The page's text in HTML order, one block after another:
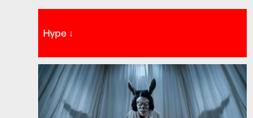
Hype ↓